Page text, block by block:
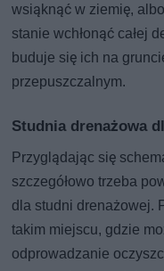
wsiąknąć w ziemię,
stanie wchłonąć całej
buduje się ich na
przepuszczalnym.
Studnia drenażowa
Przyglądając się
szczegółowo trzeba
dla studni drenażowej.
takim miejscu, gdzie
odprowadzanie